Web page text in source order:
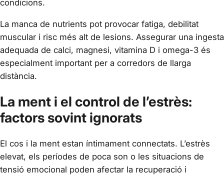
condicions.
La manca de nutrients pot provocar fatiga, debilitat
muscular i risc més alt de lesions. Assegurar una ingesta
adequada de calci, magnesi, vitamina D i omega-3 és
especialment important per a corredors de llarga
distància.
La ment i el control de l’estrès:
factors sovint ignorats
El cos i la ment estan íntimament connectats. L’estrès
elevat, els períodes de poca son o les situacions de
tensió emocional poden afectar la recuperació i